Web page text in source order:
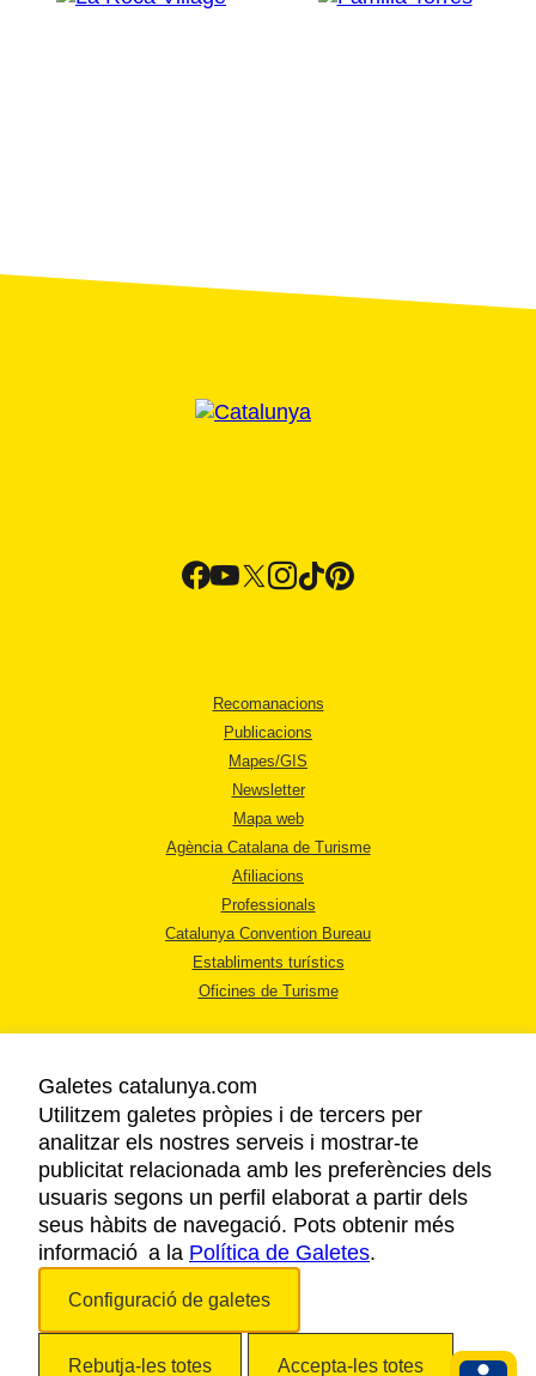
Recomanacions
Publicacions
Mapes/GIS
Newsletter
Mapa web
Agència Catalana de Turisme
Afiliacions
Professionals
Catalunya Convention Bureau
Establiments turístics
Oficines de Turisme
AVÍS LEGAL
POLÍTICA DE PRIVACITAT
COOKIES
ACCESSIBILITAT
Galetes catalunya.com
Utilitzem galetes pròpies i de tercers per
analitzar els nostres serveis i mostrar-te
publicitat relacionada amb les preferències dels
usuaris segons un perfil elaborat a partir dels
seus hàbits de navegació. Pots obtenir més
informació a la Política de Galetes.
Configuració de galetes
Rebutja-les totes Accepta-les totes